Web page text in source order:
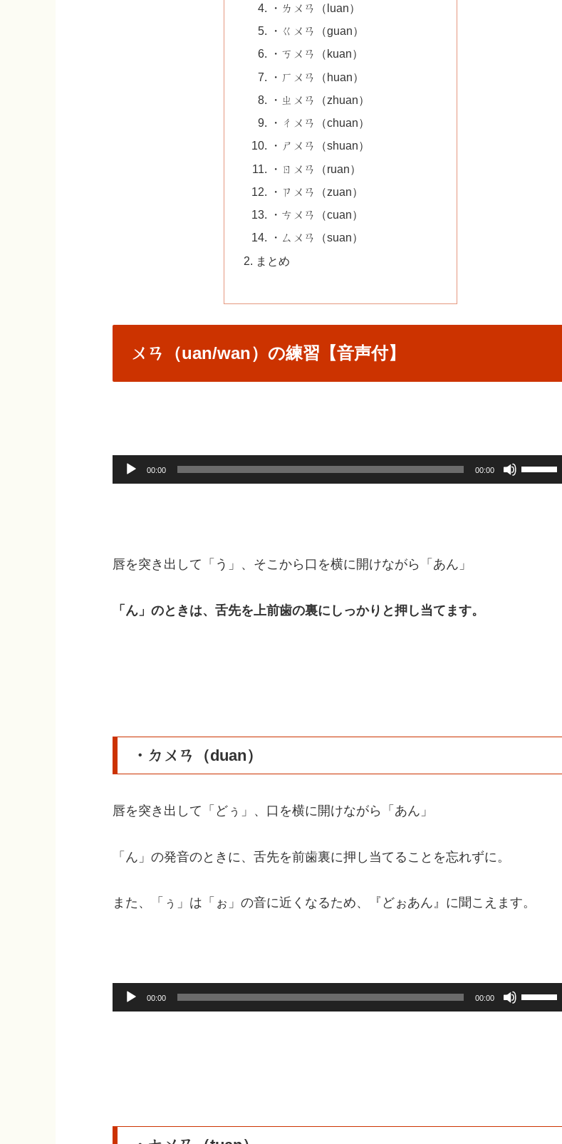
・ㄌㄨㄢ（luan）
・ㄍㄨㄢ（guan）
・ㄎㄨㄢ（kuan）
・ㄏㄨㄢ（huan）
・ㄓㄨㄢ（zhuan）
・ㄔㄨㄢ（chuan）
・ㄕㄨㄢ（shuan）
・ㄖㄨㄢ（ruan）
・ㄗㄨㄢ（zuan）
・ㄘㄨㄢ（cuan）
・ㄙㄨㄢ（suan）
まとめ
ㄨㄢ（uan/wan）の練習【音声付】
ー
ー
00:00 00:00
ボ
印
く
唇を突き出して「う」、そこから口を横に開けながら「あん」
「ん」のときは、舌先を上前歯の裏にしっかりと押し当てます。
・ㄉㄨㄢ（duan）
唇を突き出して「どぅ」、口を横に開けながら「あん」
「ん」の発音のときに、舌先を前歯裏に押し当てることを忘れずに。
また、「ぅ」は「ぉ」の音に近くなるため、『どぉあん』に聞こえます。
ー
00:00 00:00
ボ
節